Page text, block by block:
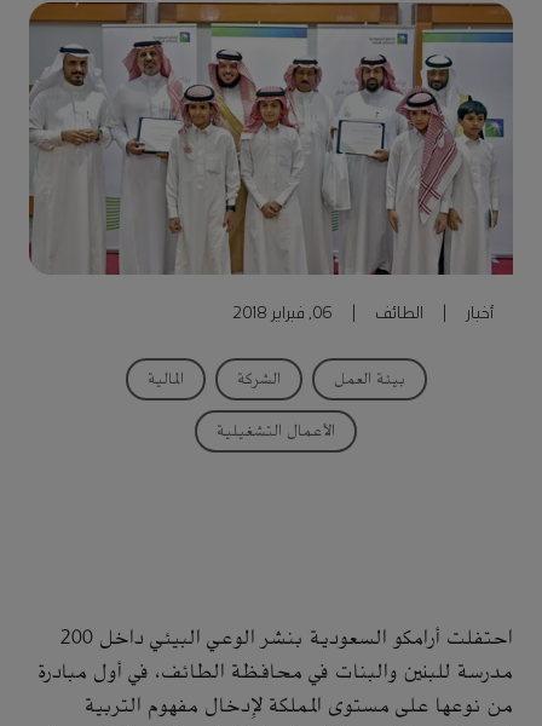
أخبار الطائف 06, فبراير 2018
بيئة العمل الشركة المالية
الأعمال التشغيلية
احتفلت أرامكو السعودية بنشر الوعي البيئي داخل 200
مدرسة للبنين والبنات في محافظة الطائف، في أول مبادرة
من نوعها على مستوى المملكة لإِدخال مفهوم التربية